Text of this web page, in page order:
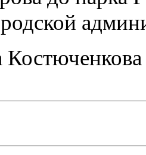
Костюченкова